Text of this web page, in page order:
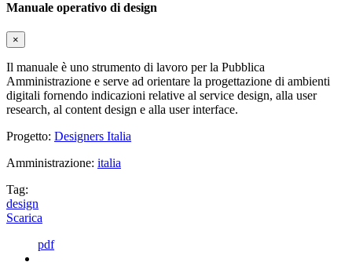
Manuale operativo di design
×
Il manuale è uno strumento di lavoro per la Pubblica
Amministrazione e serve ad orientare la progettazione di ambienti
digitali fornendo indicazioni relative al service design, alla user
research, al content design e alla user interface.
Progetto: Designers Italia
Amministrazione: italia
Tag:
design
Scarica
pdf